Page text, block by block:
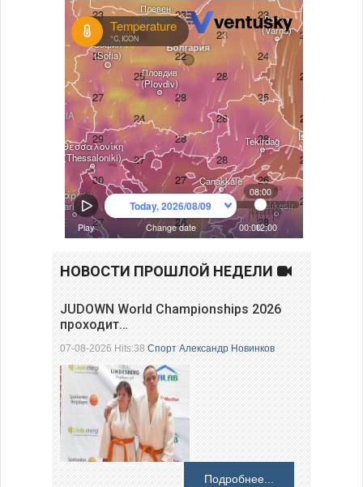
НОВОСТИ ПРОШЛОЙ НЕДЕЛИ
JUDOWN World Championships 2026
проходит…
07-08-2026 Hits:38Спорт Александр Новинков
Подробнее...